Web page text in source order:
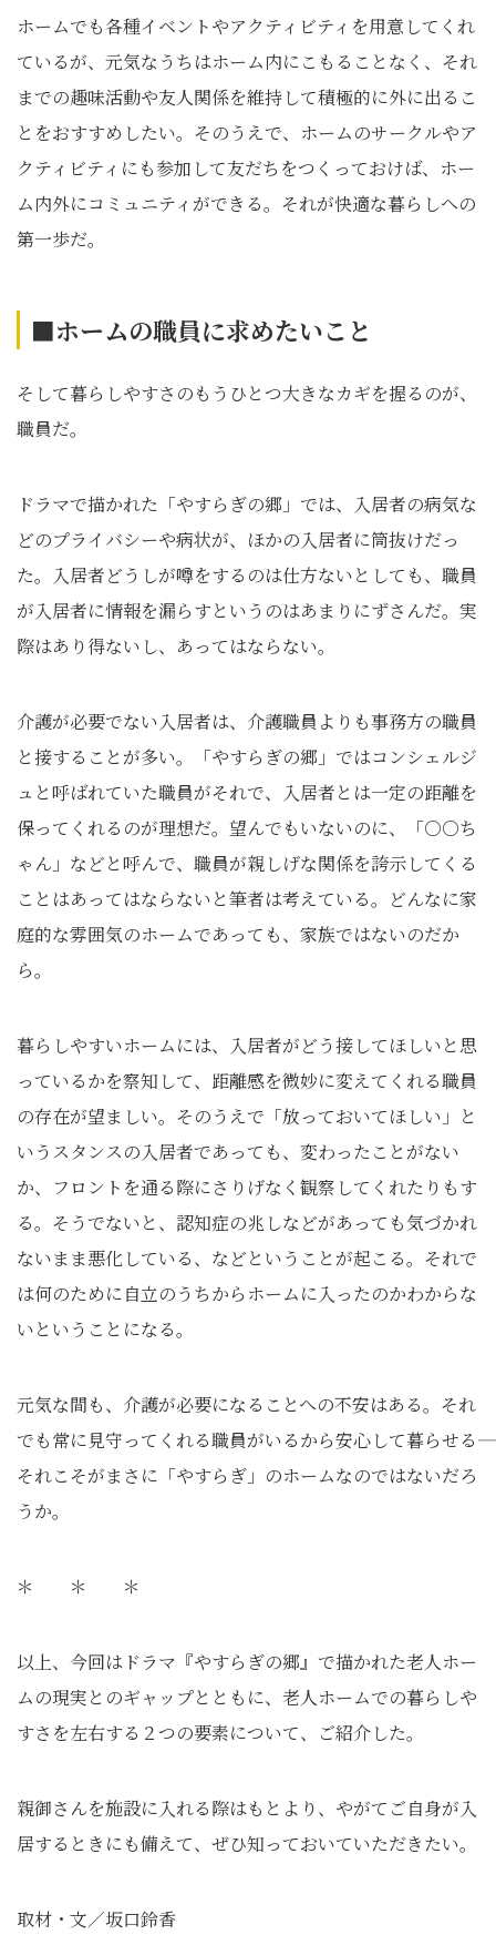
ホームでも各種イベントやアクティビティを用意してくれ
ているが、元気なうちはホーム内にこもることなく、それ
までの趣味活動や友人関係を維持して積極的に外に出るこ
とをおすすめしたい。そのうえで、ホームのサークルやア
クティビティにも参加して友だちをつくっておけば、ホー
ム内外にコミュニティができる。それが快適な暮らしへの
第一歩だ。
■ホームの職員に求めたいこと
そして暮らしやすさのもうひとつ大きなカギを握るのが、
職員だ。
ドラマで描かれた「やすらぎの郷」では、入居者の病気な
どのプライバシーや病状が、ほかの入居者に筒抜けだっ
た。入居者どうしが噂をするのは仕方ないとしても、職員
が入居者に情報を漏らすというのはあまりにずさんだ。実
際はあり得ないし、あってはならない。
介護が必要でない入居者は、介護職員よりも事務方の職員
と接することが多い。「やすらぎの郷」ではコンシェルジ
ュと呼ばれていた職員がそれで、入居者とは一定の距離を
保ってくれるのが理想だ。望んでもいないのに、「○○ち
ゃん」などと呼んで、職員が親しげな関係を誇示してくる
ことはあってはならないと筆者は考えている。どんなに家
庭的な雰囲気のホームであっても、家族ではないのだか
ら。
暮らしやすいホームには、入居者がどう接してほしいと思
っているかを察知して、距離感を微妙に変えてくれる職員
の存在が望ましい。そのうえで「放っておいてほしい」と
いうスタンスの入居者であっても、変わったことがない
か、フロントを通る際にさりげなく観察してくれたりもす
る。そうでないと、認知症の兆しなどがあっても気づかれ
ないまま悪化している、などということが起こる。それで
は何のために自立のうちからホームに入ったのかわからな
いということになる。
元気な間も、介護が必要になることへの不安はある。それ
でも常に見守ってくれる職員がいるから安心して暮らせる――
それこそがまさに「やすらぎ」のホームなのではないだろ
うか。
＊ ＊ ＊
以上、今回はドラマ『やすらぎの郷』で描かれた老人ホー
ムの現実とのギャップとともに、老人ホームでの暮らしや
すさを左右する２つの要素について、ご紹介した。
親御さんを施設に入れる際はもとより、やがてご自身が入
居するときにも備えて、ぜひ知っておいていただきたい。
取材・文／坂口鈴香